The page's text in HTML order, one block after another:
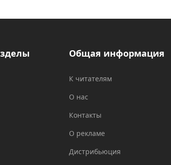
Общая информация
К читателям
О нас
Контакты
О рекламе
Дистрибьюция